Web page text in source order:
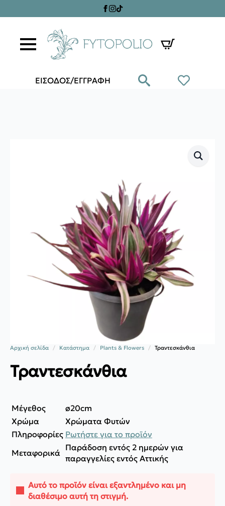
ΕΙΣΟΔΟΣ/ΕΓΓΡΑΦΗ
Αρχική σελίδα Κατάστημα Plants & Flowers Τραντεσκάνθια
Τραντεσκάνθια
Μέγεθος
ø20cm
Χρώμα
Χρώματα Φυτών
Πληροφορίες Ρωτήστε για το προϊόν
Μεταφορικά
Παράδοση εντός 2 ημερών για
παραγγελίες εντός Αττικής
Αυτό το προϊόν είναι εξαντλημένο και μη
διαθέσιμο αυτή τη στιγμή.